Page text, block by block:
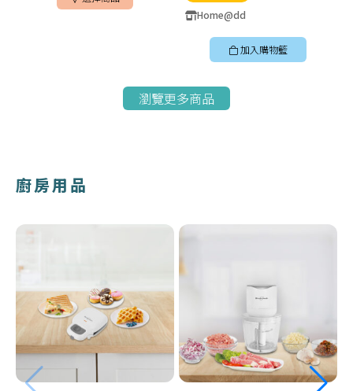
Home@dd
加入購物籃
瀏覽更多商品
廚房用品